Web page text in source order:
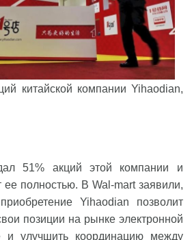
китайской компании Yihaodian,
51% акций этой компании и
ее полностью. В Wal-mart заявили,
Yihaodian позволит
позиции на рынке электронной
и улучшить координацию между